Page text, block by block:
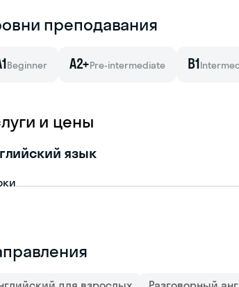
преподавания
Beginner A2+Pre-intermediate B1
и цены
язык